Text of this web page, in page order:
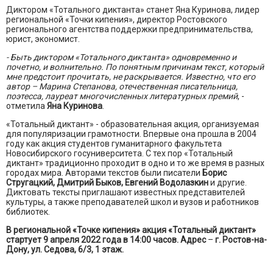
Диктором «Тотального диктанта» станет Яна Куринова, лидер
региональной «Точки кипения», директор Ростовского
регионального агентства поддержки предпринимательства,
юрист, экономист.
- Быть диктором «Тотального диктанта» одновременно и
почетно, и волнительно. По понятным причинам текст, который
мне предстоит прочитать, не раскрывается. Известно, что его
автор – Марина Степанова, отечественная писательница,
поэтесса, лауреат многочисленных литературных премий, -
отметила Яна Куринова
«Тотальный диктант» - образовательная акция, организуемая
для популяризации грамотности. Впервые она прошла в 2004
году как акция студентов гуманитарного факультета
Новосибирского госуниверситета. С тех пор «Тотальный
диктант» традиционно проходит в одно и то же время в разных
городах мира. Авторами текстов были писатели Борис
Стругацкий, Дмитрий Быков, Евгений Водолазкини другие.
Диктовать тексты приглашают известных представителей
культуры, а также преподавателей школ и вузов и работников
библиотек.
В региональной «Точке кипения» акция «Тотальный диктант»
стартует 9 апреля 2022 года в 14:00 часов. Адрес– г. Ростов-на-
Дону, ул. Седова, 6/3, 1 этаж.